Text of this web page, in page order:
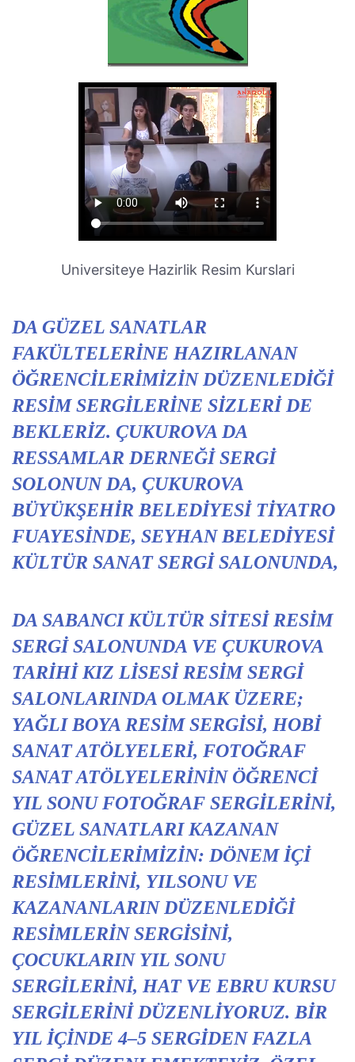
Universiteye Hazirlik Resim Kurslari
DA GÜZEL SANATLAR
FAKÜLTELERINE HAZIRLANAN
ÖĞRENCILERIMIZIN DÜZENLEDIĞI
RESIM SERGILERINE SIZLERI DE
BEKLERIZ. ÇUKUROVA DA
RESSAMLAR DERNEĞI SERGI
SOLONUN DA, ÇUKUROVA
BÜYÜKŞEHIR BELEDIYESI TIYATRO
FUAYESINDE, SEYHAN BELEDIYESI
KÜLTÜR SANAT SERGI SALONUNDA,
DA SABANCI KÜLTÜR SITESI RESIM
SERGI SALONUNDA VE ÇUKUROVA
TARIHI KIZ LISESI RESIM SERGI
SALONLARINDA OLMAK ÜZERE;
YAĞLI BOYA RESIM SERGISI, HOBI
SANAT ATÖLYELERI, FOTOĞRAF
SANAT ATÖLYELERININ ÖĞRENCI
YIL SONU FOTOĞRAF SERGILERINI,
GÜZEL SANATLARI KAZANAN
ÖĞRENCILERIMIZIN: DÖNEM IÇI
RESIMLERINI, YILSONU VE
KAZANANLARIN DÜZENLEDIĞI
RESIMLERIN SERGISINI,
ÇOCUKLARIN YIL SONU
SERGILERINI, HAT VE EBRU KURSU
SERGILERINI DÜZENLIYORUZ. BIR
YIL IÇINDE 4–5 SERGIDEN FAZLA